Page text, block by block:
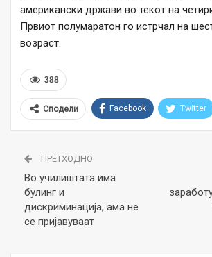
американски држави во текот на
Првиот полумаратон го истрчал на
возраст.
388
Сподели Facebook Twitter
ПРЕТХОДНО
Во училиштата има
булинг и
дискриминација, ама не
се пријавуваат